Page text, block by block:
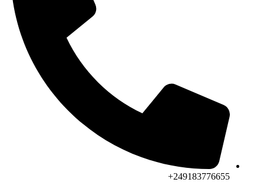
249183776655+